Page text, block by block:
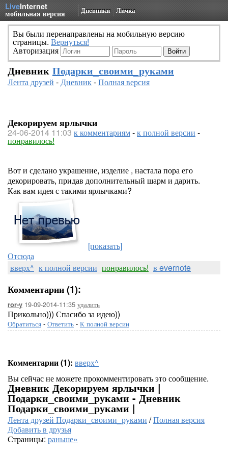
LiveInternet
мобильная версия Дневники Личка
Вы были перенаправлены на мобильную версию
страницы. Вернуться!
Авторизация
Дневник Подарки_своими_руками
Лента друзей -Дневник-Полная версия
Декорируем ярлычки
24-06-2014 11:03 к комментариям-к полной версии -
понравилось!
Вот и сделано украшение, изделие , настала пора его
декорировать, придав дополнительный шарм и дарить.
Как вам идея с такими ярлычками?
[показать]
Отсюда
вверх^ к полной версии понравилось! в evernote
Комментарии (1):
ror-y 19-09-2014-11:35 удалить
Прикольно))) Спасибо за идею))
Обратиться - Ответить - К полной версии
Комментарии (1): вверх^
Вы сейчас не можете прокомментировать это сообщение.
Дневник Декорируем ярлычки |
Подарки_своими_руками - Дневник
Подарки_своими_руками |
Лента друзей Подарки_своими_руками /Полная версия
Добавить в друзья
Страницы: раньше»